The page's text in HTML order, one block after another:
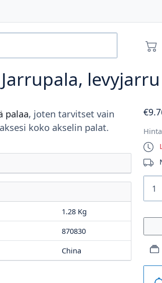
Jarrupala, levyjarru
palaa, joten tarvitset vain
koko akselin palat.
1.28 Kg
870830
China
€9